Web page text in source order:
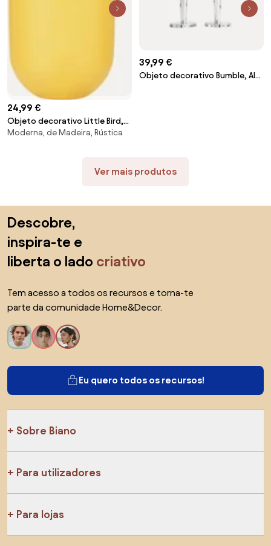
24,99 €
Objeto decorativo Little Bird,
Alt 10 cm
Moderna, de Madeira, Rústica
39,99 €
Objeto decorativo Bumble, Alt
Ver mais produtos
Descobre,
inspira-te e
liberta o lado criativo
Tem acesso a todos os recursos e torna-te
parte da comunidade Home&Decor.
Eu quero todos os recursos!
Sobre Biano
Para utilizadores
Para lojas